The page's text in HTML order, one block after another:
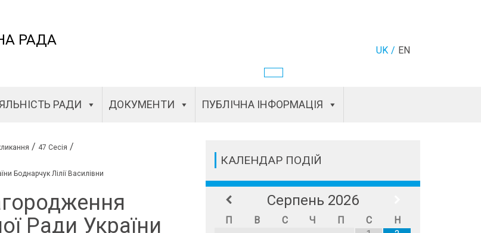
РАДА
UK EN
РАДИ ДОКУМЕНТИ ПУБЛІЧНА ІНФОРМАЦІЯ
/ 47 Сесія /
Боднарчук Лілії Василівни
Ради України
КАЛЕНДАР ПОДІЙ
Серпень 2026
П В С Ч П С
Н